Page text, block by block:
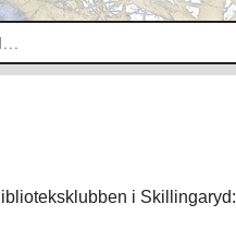
i Skillingaryd: